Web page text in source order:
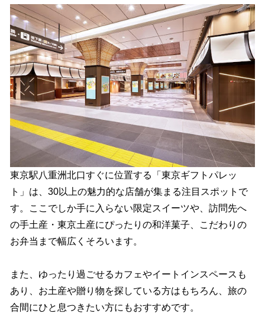
東京駅八重洲北口すぐに位置する「東京ギフトパレッ
ト」は、30以上の魅力的な店舗が集まる注目スポットで
す。ここでしか手に入らない限定スイーツや、訪問先へ
の手土産・東京土産にぴったりの和洋菓子、こだわりの
お弁当まで幅広くそろいます。
また、ゆったり過ごせるカフェやイートインスペースも
あり、お土産や贈り物を探している方はもちろん、旅の
合間にひと息つきたい方にもおすすめです。